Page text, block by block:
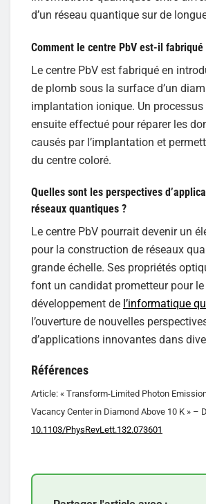
d’un réseau quantique sur de
Comment le centre PbV est-il fabriqué
Le centre PbV est fabriqué en
de plomb sous la surface d’un
implantation ionique. Un processus
ensuite effectué pour réparer les
causés par l’implantation et
du centre coloré.
Quelles sont les perspectives
réseaux quantiques ?
Le centre PbV pourrait devenir un
pour la construction de réseaux
grande échelle. Ses propriétés
font un candidat prometteur pour le
développement de l’informatique
l’ouverture de nouvelles
d’applications innovantes dans
Références
Article: « Transform-Limited Photon
Vacancy Center in Diamond Above 10 K » –
10.1103/PhysRevLett.132.073601